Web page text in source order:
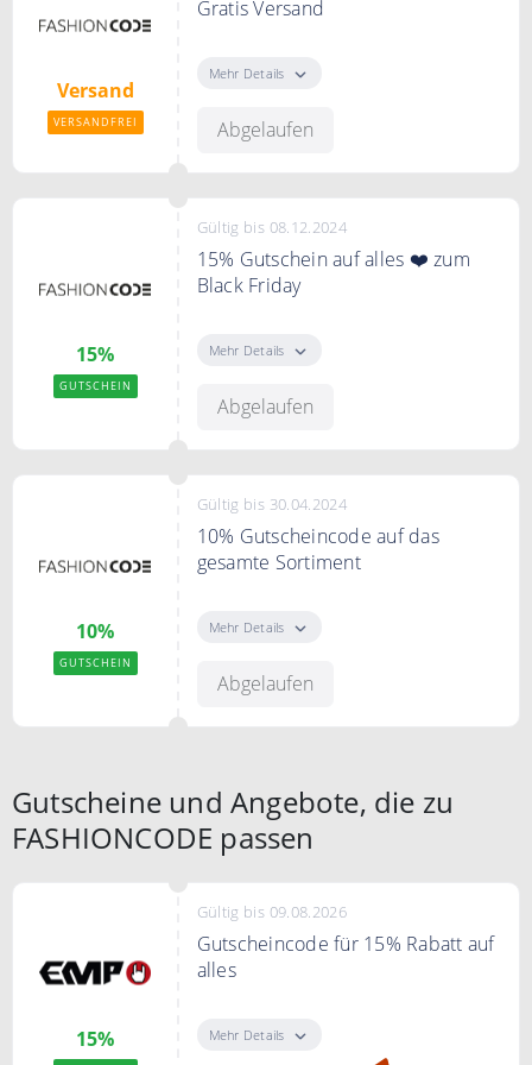
Versand
VERSANDFREI
Gratis Versand
FASHIONCODE kostenfrei.
Mehr Details
Abgelaufen
15%
GUTSCHEIN
Gültig bis 08.12.2024
15% Gutschein auf alles ❤️ zum
Black Friday
Rabatt auf das gesamte Sortiment.
Mehr Details
Abgelaufen
10%
GUTSCHEIN
Gültig bis 30.04.2024
10% Gutscheincode auf das
gesamte Sortiment
Gutscheincode auf Deine
Bedingungen
Mehr Details
Abgelaufen
Gutscheine und Angebote, die zu
FASHIONCODE passen
15%
Gültig bis 09.08.2026
Gutscheincode für 15% Rabatt auf
alles
15% auf das gesamte Sortiment.
Mehr Details